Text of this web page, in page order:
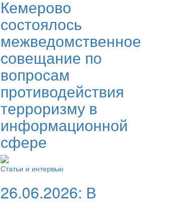
Кемерово
состоялось
межведомственное
совещание по
вопросам
противодействия
терроризму в
информационной
сфере
Статьи и интервью
26.06.2026: В